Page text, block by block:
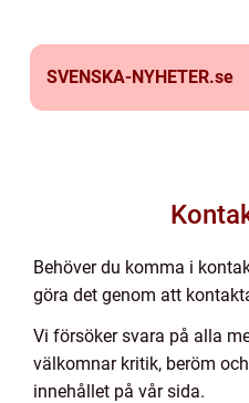
SVENSKA-NYHETER.se
Behöver du komma i
göra det genom att
Vi försöker svara på alla
välkomnar kritik, beröm
innehållet på vår sida.